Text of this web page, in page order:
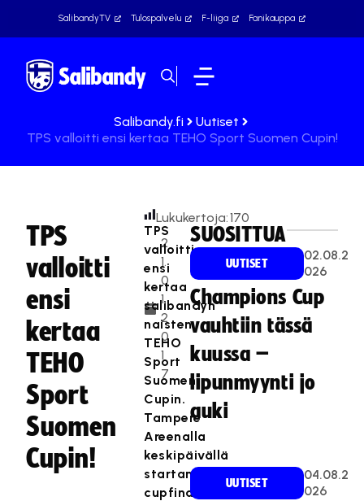
SalibandyTV Tulospalvelu F-liiga Fanikauppa
Salibandy.fi
Uutiset
TPS valloitti ensi kertaa TEHO Sport Suomen Cupin!
TPS
valloitti
ensi
kertaa
TEHO
Sport
Suomen
Cupin!
2
1.
0
1.
2
0
1
7
Lukukertoja:170
TPS
valloitti
ensi
kertaa
salibandyn
naisten
TEHO
Sport
Suomen
Cupin.
Tampere
Areenalla
keskipäivällä
startanneessa
cupfinaalissa
SUOSITTUA
UUTISET
02.08.2
026
Champions Cup
vauhtiin tässä
kuussa –
lipunmyynti jo
auki
UUTISET
04.08.2
026